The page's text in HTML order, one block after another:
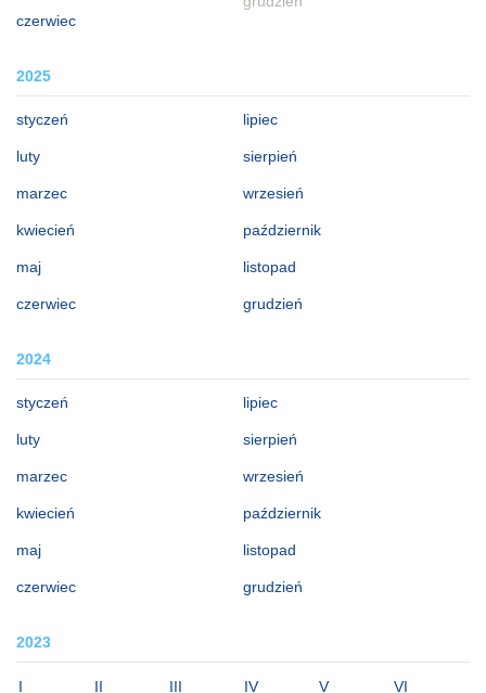
czerwiec
2025
styczeń
luty
marzec
kwiecień
maj
czerwiec
lipiec
sierpień
wrzesień
październik
listopad
grudzień
2024
styczeń
luty
marzec
kwiecień
maj
czerwiec
lipiec
sierpień
wrzesień
październik
listopad
grudzień
2023
I II III IV V VI